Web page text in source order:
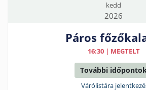
kedd
2026
Páros
16:30 | MEGTELT
További
Várólistára